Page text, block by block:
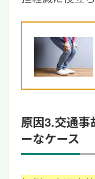
原因3.交通事
ーなケース